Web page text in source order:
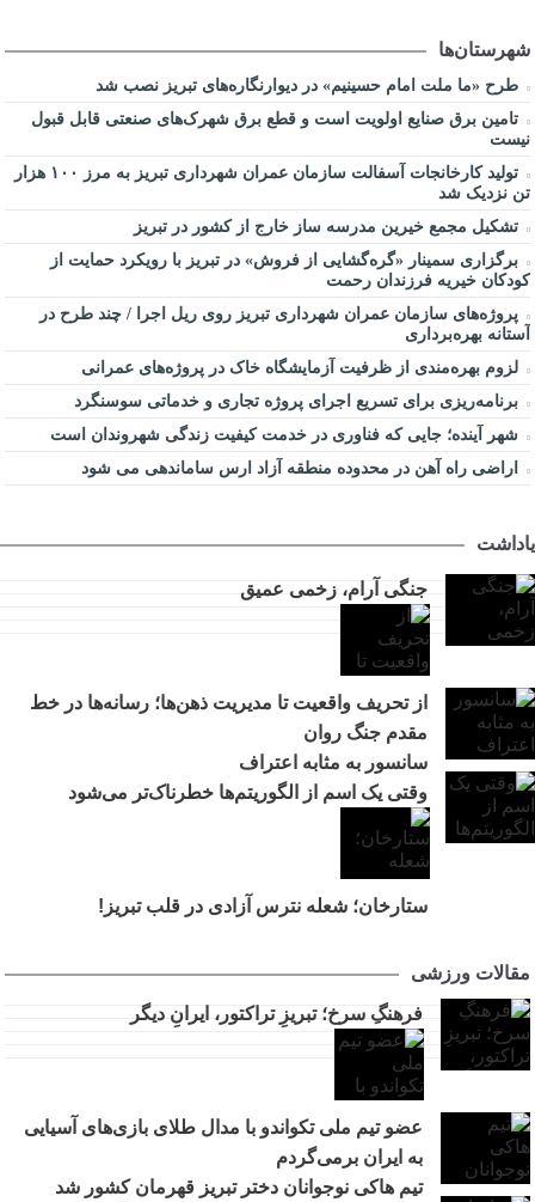
شهرستان‌ها
طرح «ما ملت امام حسینیم» در دیوارنگاره‌های تبریز نصب شد
تامین برق صنایع اولویت است و قطع برق شهرک‌های صنعتی قابل قبول
نیست
تولید کارخانجات آسفالت سازمان عمران شهرداری تبریز به مرز ۱۰۰ هزار
تن نزدیک شد
تشکیل مجمع خیرین مدرسه ‌ساز خارج از کشور در تبریز
برگزاری سمینار «گره‌گشایی از فروش» در تبریز با رویکرد حمایت از
کودکان خیریه فرزندان رحمت
پروژه‌های سازمان عمران شهرداری تبریز روی ریل اجرا / چند طرح در
آستانه بهره‌برداری
لزوم بهره‌مندی از ظرفیت آزمایشگاه خاک در پروژه‌های عمرانی
برنامه‌ریزی برای تسریع اجرای پروژه تجاری و خدماتی سوسنگرد
شهر آینده؛ جایی که فناوری در خدمت کیفیت زندگی شهروندان است
اراضی راه آهن در محدوده منطقه آزاد ارس ساماندهی می شود
یاداشت
جنگی آرام، زخمی عمیق
از تحریف واقعیت تا مدیریت ذهن‌ها؛ رسانه‌ها در خط
مقدم جنگ روان
سانسور به مثابه اعتراف
وقتی یک اسم از الگوریتم‌ها خطرناک‌تر می‌شود
ستارخان؛ شعله نترس آزادی در قلب تبریز!
مقالات ورزشی
فرهنگِ سرخ؛ تبریزِ تراکتور، ایرانِ دیگر
عضو تیم ملی تکواندو با مدال طلای بازی‌های آسیایی
به ایران برمی‌گردم
تیم هاکی نوجوانان دختر تبریز قهرمان کشور شد